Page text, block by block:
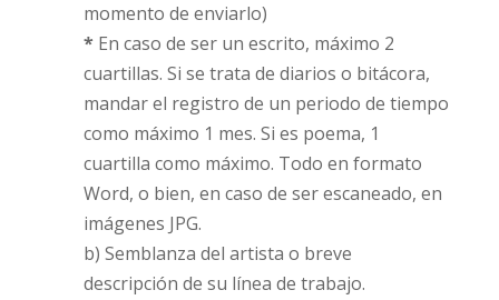
momento de enviarlo)
*En caso de ser un escrito, máximo 2
cuartillas. Si se trata de diarios o bitácora,
mandar el registro de un periodo de tiempo
como máximo 1 mes. Si es poema, 1
cuartilla como máximo. Todo en formato
Word, o bien, en caso de ser escaneado, en
imágenes JPG.
b) Semblanza del artista o breve
descripción de su línea de trabajo.